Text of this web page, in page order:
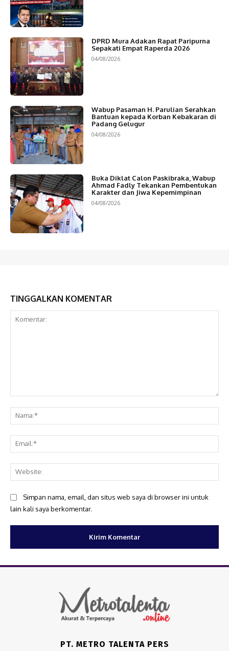
DPRD Mura Adakan Rapat Paripurna
Sepakati Empat Raperda 2026
04/08/2026
Wabup Pasaman H. Parulian Serahkan
Bantuan kepada Korban Kebakaran di
Padang Gelugur
04/08/2026
Buka Diklat Calon Paskibraka, Wabup
Ahmad Fadly Tekankan Pembentukan
Karakter dan Jiwa Kepemimpinan
04/08/2026
TINGGALKAN KOMENTAR
Simpan nama, email, dan situs web saya di browser ini untuk
lain kali saya berkomentar.
PT. METRO TALENTA PERS